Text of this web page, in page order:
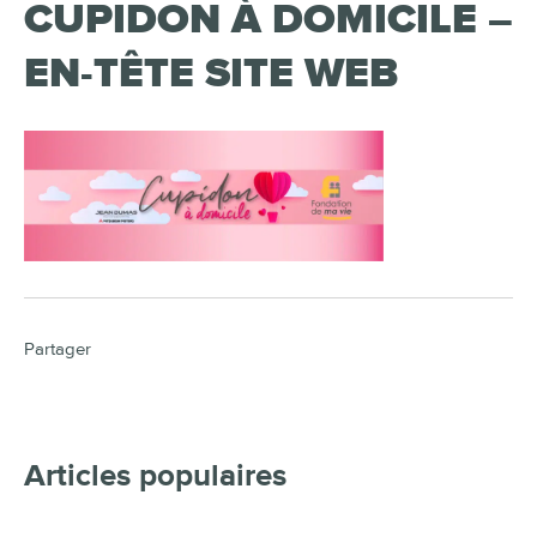
CUPIDON À DOMICILE –
EN-TÊTE SITE WEB
Partager
Articles populaires